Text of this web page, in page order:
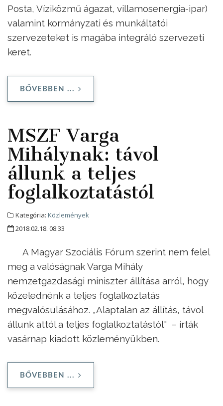
Posta, Víziközmű ágazat, villamosenergia-ipar)
valamint kormányzati és munkáltatói
szervezeteket is magába integráló szervezeti
keret.
BŐVEBBEN ...
MSZF Varga
Mihálynak: távol
állunk a teljes
foglalkoztatástól
Kategória: Közlemények
2018.02.18. 08:33
A Magyar Szociális Fórum szerint nem felel
meg a valóságnak Varga Mihály
nemzetgazdasági miniszter állítása arról, hogy
közelednénk a teljes foglalkoztatás
megvalósulásához. „Alaptalan az állítás, távol
állunk attól a teljes foglalkoztatástól" – írták
vasárnap kiadott közleményükben.
BŐVEBBEN ...